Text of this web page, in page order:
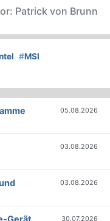
Patrick von Brunn
#MSI
05.08.2026
03.08.2026
03.08.2026
30.07.2026